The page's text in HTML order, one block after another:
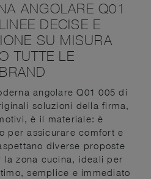
ANGOLARE Q01
DECISE E
SU MISURA
TUTTE LE
angolare Q01 005 di
soluzioni della firma,
è il materiale: è
per assicurare comfort e
diverse proposte
la zona cucina, ideali per
semplice e immediato